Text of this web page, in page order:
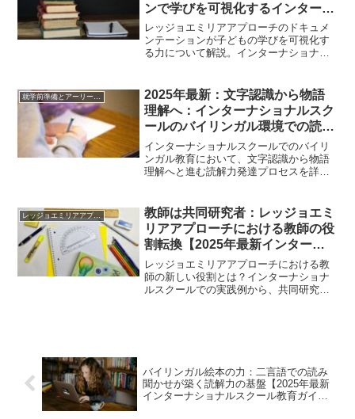
ンで学びを可視化するインターナ
ショナルスクール教育法
レッジョエミリアアプローチのドキュメ
ンテーションが子どもの学びを可視化す
る力について解説。インターナショナル
就学前準備とアーリーイヤーズ教育
2025年最新：文字認識から物語
理解へ：インターナショナルスク
ールのバイリンガル環境での読解
力発達プロセス
インターナショナルスクールでのバイリ
ンガル教育において、文字認識から物語
理解へと進む読解力発達プロセスを詳し
なポイントをご紹介します。
レッジョエミリアアプローチ
教師は共同研究者：レッジョエミ
リアアプローチにおける教師の役
割転換【2025年最新インターナ
ショナルスクール情報】
レッジョエミリアアプローチにおける教
師の新しい役割とは？インターナショナ
ルスクールでの実践例から、共同研究者
バイリンガル絵本の力：二言語での読み
聞かせが築く読解力の基盤【2025年最新
インターナショナルスクール教育ガイ